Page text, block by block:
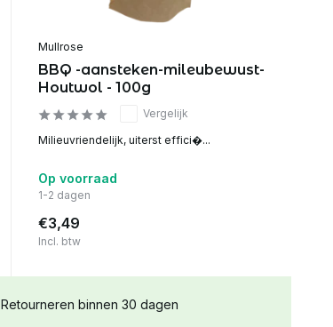
Mullrose
BBQ -aansteken-mileubewust-
Houtwol - 100g
Vergelijk
Milieuvriendelijk, uiterst effici�...
Op voorraad
1-2 dagen
€3,49
Incl. btw
Retourneren binnen 30 dagen